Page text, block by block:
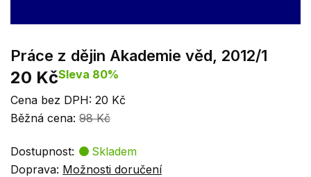
Práce z dějin Akademie věd, 2012/1
20 KčSleva 80%
Cena bez DPH: 20 Kč
Běžná cena: 98 Kč
Dostupnost:
Skladem
Doprava: Možnosti doručení